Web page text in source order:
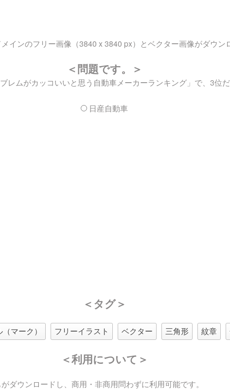
インのフリー画像（3840 x 3840 px）とベクター画像がダウン
＜問題です。＞
レムがカッコいいと思う自動車メーカーランキング」で、3位
日産自動車
＜タグ＞
マーク） フリーイラスト ベクター 三角形 紋章
＜利用について＞
ダウンロードし、商用・非商用問わずに利用可能です。